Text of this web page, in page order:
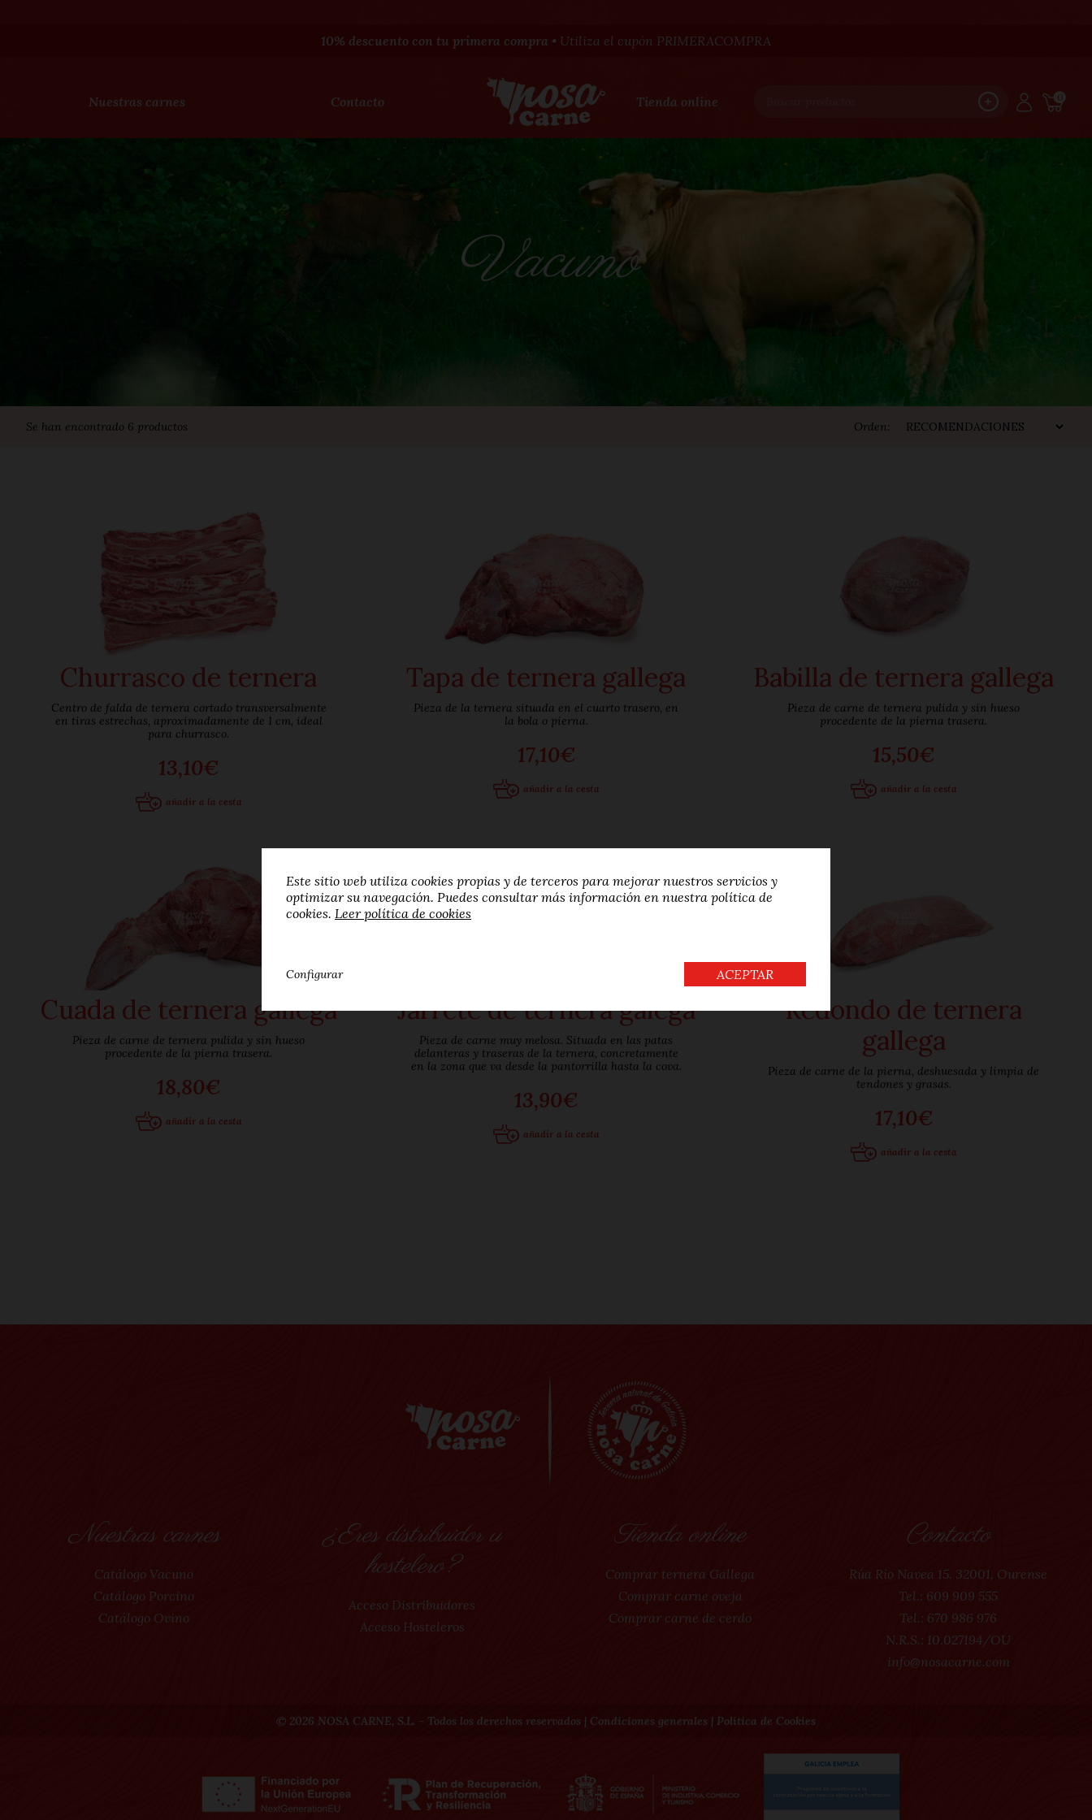
10% descuento con tu primera compra • Utiliza el cupón PRIMERACOMPRA
Nuestras carnes Contacto Tienda online 0
Vacuno
Se han encontrado 6 productos Orden:
Churrasco de ternera
Centro de falda de ternera cortado transversalmente
en tiras estrechas, aproximadamente de 1 cm, ideal
para churrasco.
13,10€
añadir a la cesta
Tapa de ternera gallega
Pieza de la ternera situada en el cuarto trasero, en
la bola o pierna.
17,10€
añadir a la cesta
Babilla de ternera gallega
Pieza de carne de ternera pulida y sin hueso
procedente de la pierna trasera.
15,50€
añadir a la cesta
Cuada de ternera gallega
Pieza de carne de ternera pulida y sin hueso
procedente de la pierna trasera.
18,80€
añadir a la cesta
Jarrete de ternera galega
Pieza de carne muy melosa. Situada en las patas
delanteras y traseras de la ternera, concretamente
en la zona que va desde la pantorrilla hasta la cova.
13,90€
añadir a la cesta
Redondo de ternera
gallega
Pieza de carne de la pierna, deshuesada y limpia de
tendones y grasas.
17,10€
añadir a la cesta
Nuestras carnes
Catálogo Vacuno
Catálogo Porcino
Catálogo Ovino
¿Eres distribuidor u
hostelero?
Acceso Distribuidores
Acceso Hosteleros
Tienda online
Comprar ternera Gallega
Comprar carne oveja
Comprar carne de cerdo
Contacto
Rúa Río Navea 15. 32001, Ourense
Tel.: 609 909 555
Tel.: 670 986 976
N.R.S.: 10.027194/OU
info@nosacarne.com
© 2026 NOSA CARNE, S.L. - Todos los derechos reservados | Condiciones generales | Política de Cookies
Este sitio web utiliza cookies propias y de terceros para mejorar nuestros servicios y
optimizar su navegación. Puedes consultar más información en nuestra política de
cookies. Leer política de cookies
Configurar ACEPTAR